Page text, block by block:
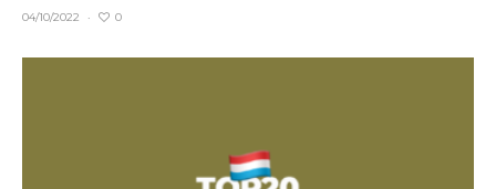
04/10/2022 · 0